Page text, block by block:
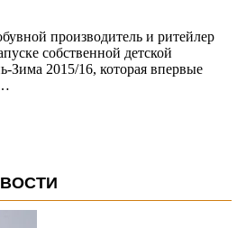
производитель и ритейлер
собственной детской
Зима 2015/16, которая впервые